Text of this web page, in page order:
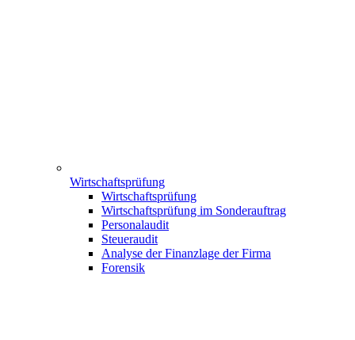
Wirtschaftsprüfung
Wirtschaftsprüfung
Wirtschaftsprüfung im Sonderauftrag
Personalaudit
Steueraudit
Analyse der Finanzlage der Firma
Forensik